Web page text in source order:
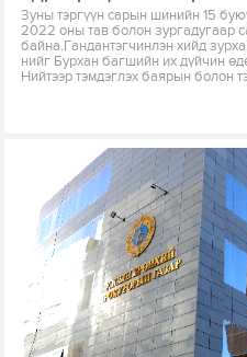
Зуны тэргүүн сарын шинийн 15
2022 оны тав болон зургадугаар
байна.Гандантэгчинлэн хийд
нийг Бурхан багшийн их дүйчин
Нийтээр тэмдэглэх баярын болон